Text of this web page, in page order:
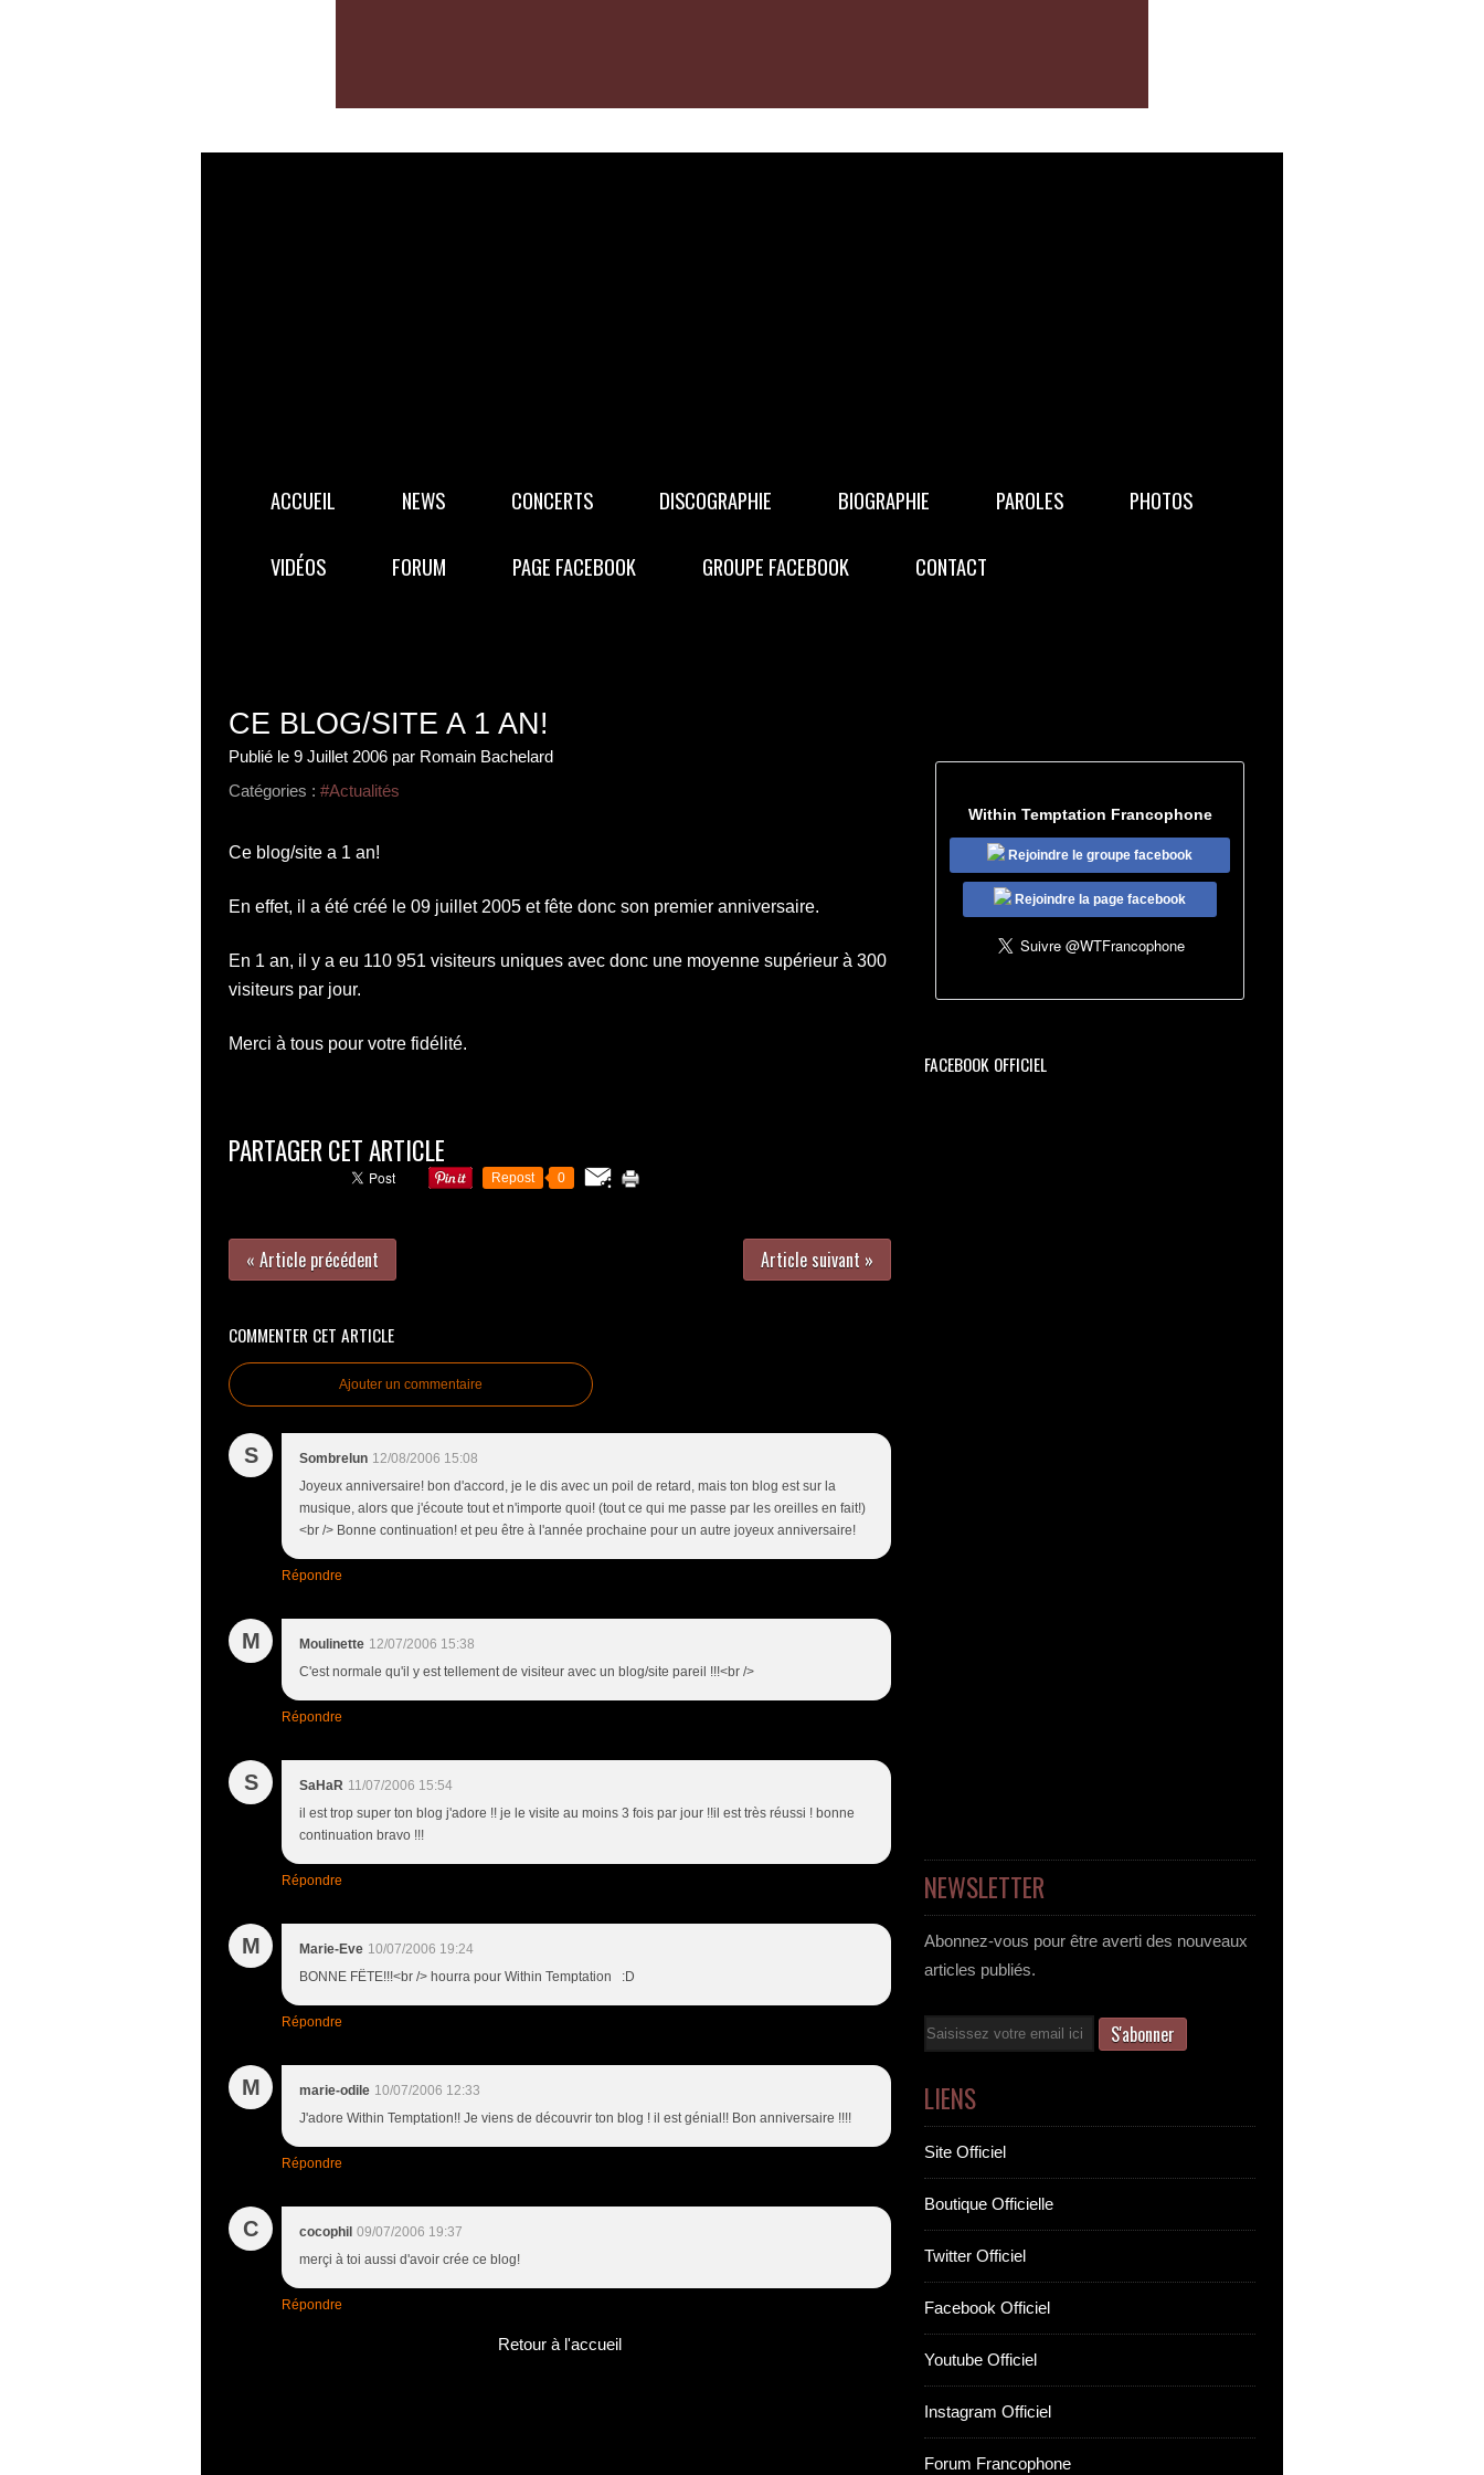
ACCUEIL NEWS CONCERTS DISCOGRAPHIE BIOGRAPHIE PAROLES PHOTOS
VIDÉOS FORUM PAGE FACEBOOK GROUPE FACEBOOK CONTACT
CE BLOG/SITE A 1 AN!
Publié le 9 Juillet 2006 par Romain Bachelard
Catégories : #Actualités
Ce blog/site a 1 an!
En effet, il a été créé le 09 juillet 2005 et fête donc son premier anniversaire.
En 1 an, il y a eu 110 951 visiteurs uniques avec donc une moyenne supérieur à 300
visiteurs par jour.
Merci à tous pour votre fidélité.
PARTAGER CET ARTICLE
Repost 0
« Article précédent Article suivant »
COMMENTER CET ARTICLE
Ajouter un commentaire
S Sombrelun 12/08/2006 15:08
Joyeux anniversaire! bon d'accord, je le dis avec un poil de retard, mais ton blog est sur la
musique, alors que j'écoute tout et n'importe quoi! (tout ce qui me passe par les oreilles en fait!)
<br /> Bonne continuation! et peu être à l'année prochaine pour un autre joyeux anniversaire!
Répondre
M Moulinette 12/07/2006 15:38
C'est normale qu'il y est tellement de visiteur avec un blog/site pareil !!!<br />
Répondre
S SaHaR 11/07/2006 15:54
il est trop super ton blog j'adore !! je le visite au moins 3 fois par jour !!il est très réussi ! bonne
continuation bravo !!!
Répondre
M Marie-Eve 10/07/2006 19:24
BONNE FËTE!!!<br /> hourra pour Within Temptation :D
Répondre
M marie-odile 10/07/2006 12:33
J'adore Within Temptation!! Je viens de découvrir ton blog ! il est génial!! Bon anniversaire !!!!
Répondre
C cocophil 09/07/2006 19:37
merçi à toi aussi d'avoir crée ce blog!
Répondre
Retour à l'accueil
Within Temptation Francophone
Rejoindre le groupe facebook
Rejoindre la page facebook
FACEBOOK OFFICIEL
NEWSLETTER
Abonnez-vous pour être averti des nouveaux
articles publiés.
Email
LIENS
Site Officiel
Boutique Officielle
Twitter Officiel
Facebook Officiel
Youtube Officiel
Instagram Officiel
Forum Francophone